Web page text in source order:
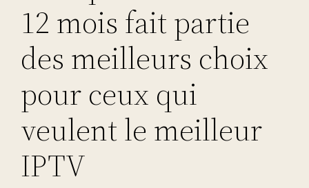
12 mois fait partie
des meilleurs choix
pour ceux qui
veulent le meilleur
IPTV